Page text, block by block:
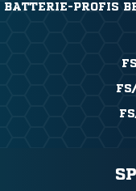
BATTERIE-PROFIS